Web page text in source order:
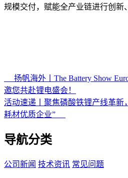
规模交付，赋能全产业链进行创新
扬帆海外丨The Battery Show
邀您共赴锂电盛会！
活动速递丨聚焦磷酸铁锂产线革新
耗材优质企业”
导航分类
公司新闻 技术资讯 常见问题